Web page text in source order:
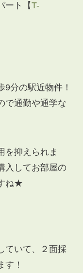
ート【T-
分の駅近物件！
で通勤や通学な
を抑えられま
入してお部屋の
ね★
ていて、２面採
す！